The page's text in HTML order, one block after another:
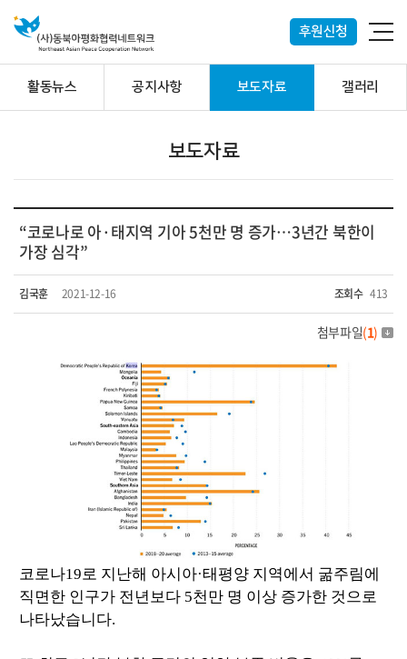
후원신청
활동뉴스 공지사항 보도자료 갤러리
보도자료
“코로나로 아·태지역 기아 5천만 명 증가…3년간 북한이
가장 심각”
김국훈 2021-12-16 조회수 413
첨부파일(1)
코로나19로 지난해 아시아·태평양 지역에서 굶주림에
직면한 인구가 전년보다 5천만 명 이상 증가한 것으로
나타났습니다.